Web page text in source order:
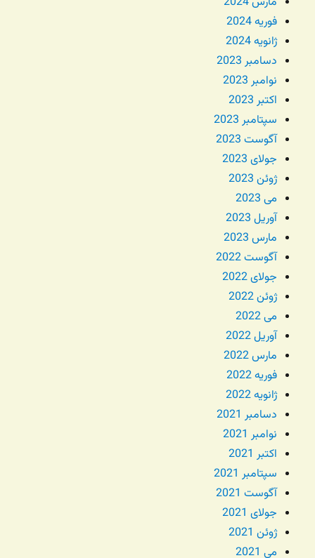
فوریه 2024
ژانویه 2024
دسامبر 2023
نوامبر 2023
اکتبر 2023
سپتامبر 2023
آگوست 2023
جولای 2023
ژوئن 2023
می 2023
آوریل 2023
مارس 2023
آگوست 2022
جولای 2022
ژوئن 2022
می 2022
آوریل 2022
مارس 2022
فوریه 2022
ژانویه 2022
دسامبر 2021
نوامبر 2021
اکتبر 2021
سپتامبر 2021
آگوست 2021
جولای 2021
ژوئن 2021
می 2021